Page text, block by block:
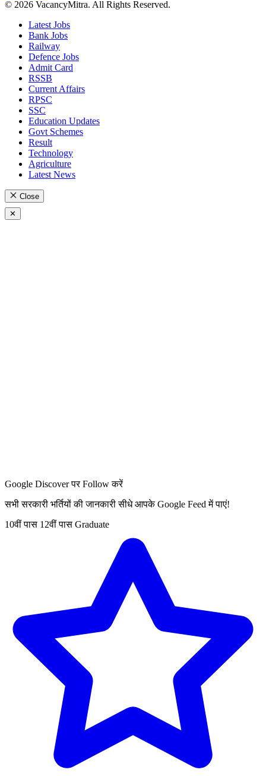
© 2026 VacancyMitra. All Rights Reserved.
Latest Jobs
Bank Jobs
Railway
Defence Jobs
Admit Card
RSSB
Current Affairs
RPSC
SSC
Education Updates
Govt Schemes
Result
Technology
Agriculture
Latest News
Close
✕
Google Discover पर Follow करें
सभी सरकारी भर्तियों की जानकारी सीधे आपके Google Feed में पाएं!
10वीं पास 12वीं पास Graduate